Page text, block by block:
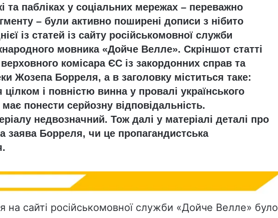
та пабліках у соціальних мережах – переважно
– були активно поширені дописи з нібито
із статей із сайту російськомовної служби
мовника «Дойче Велле». Скріншот статті
комісара ЄС із закордонних справ та
Жозепа Борреля, а в заголовку міститься таке:
і повністю винна у провалі українського
має понести серйозну відповідальність.
недвозначний. Тож далі у матеріалі деталі про
заява Борреля, чи це пропагандистська
на сайті російськомовної служби «Дойче Велле» було